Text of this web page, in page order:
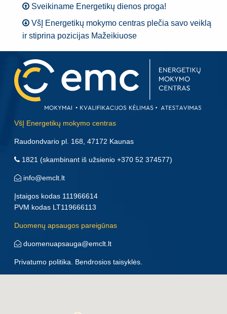
Sveikiname Energetikų dienos proga!
VšĮ Energetikų mokymo centras plečia savo veiklą
ir stiprina pozicijas Mažeikiuose
VšĮ Energetikų mokymo centras
Raudondvario pl. 168, 47172 Kaunas
1821 (skambinant iš užsienio +370 52 374577)
info@emclt.lt
Įstaigos kodas 111966614
PVM kodas LT119666113
Duomenų apsaugos pareigūnas
duomenuapsauga@emclt.lt
Privatumo politika Bendrosios taisyklės